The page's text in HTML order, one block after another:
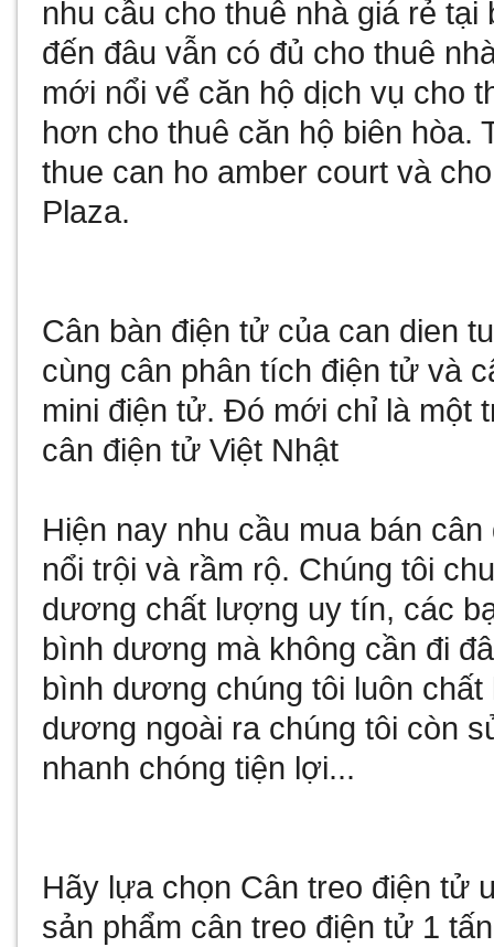
nhu cầu cho thuê nhà giá rẻ tại
đến đâu vẫn có đủ cho thuê
mới nổi vể căn hộ dịch vụ cho
hơn cho thuê căn hộ biên hòa.
thue can ho amber court và
Plaza.
Cân bàn điện tử của can dien tu
cùng cân phân tích điện tử và
mini điện tử. Đó mới chỉ là một
cân điện tử Việt Nhật
Hiện nay nhu cầu mua bán
nổi trội và rầm rộ. Chúng tôi
dương chất lượng uy tín, các
bình dương mà không cần đi
bình dương chúng tôi luôn
dương ngoài ra chúng tôi còn
nhanh chóng tiện lợi...
Hãy lựa chọn Cân treo điện tử
sản phẩm cân treo điện tử 1 tấn